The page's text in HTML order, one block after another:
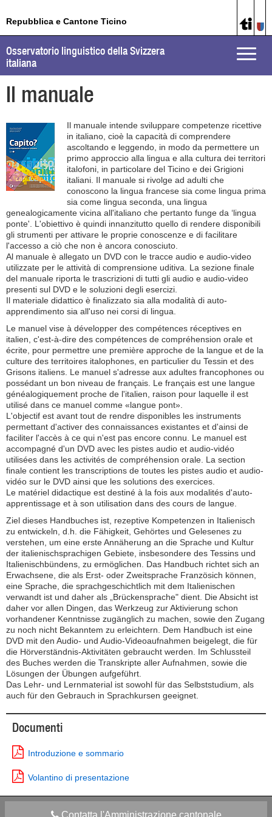
Repubblica e Cantone Ticino
Toggle
Osservatorio linguistico della Svizzera
italiana
Il manuale
Il manuale intende sviluppare competenze ricettive
in italiano, cioè la capacità di comprendere
ascoltando e leggendo, in modo da permettere un
primo approccio alla lingua e alla cultura dei territori
italofoni, in particolare del Ticino e dei Grigioni
italiani. Il manuale si rivolge ad adulti che
conoscono la lingua francese sia come lingua prima
sia come lingua seconda, una lingua
genealogicamente vicina all'italiano che pertanto funge da ‘lingua
ponte'. L'obiettivo è quindi innanzitutto quello di rendere disponibili
gli strumenti per attivare le proprie conoscenze e di facilitare
l'accesso a ciò che non è ancora conosciuto.
Al manuale è allegato un DVD con le tracce audio e audio-video
utilizzate per le attività di comprensione uditiva. La sezione finale
del manuale riporta le trascrizioni di tutti gli audio e audio-video
presenti sul DVD e le soluzioni degli esercizi.
Il materiale didattico è finalizzato sia alla modalità di auto-
apprendimento sia all'uso nei corsi di lingua.
Le manuel vise à développer des compétences réceptives en
italien, c'est-à-dire des compétences de compréhension orale et
écrite, pour permettre une première approche de la langue et de la
culture des territoires italophones, en particulier du Tessin et des
Grisons italiens. Le manuel s'adresse aux adultes francophones ou
possédant un bon niveau de français. Le français est une langue
généalogiquement proche de l'italien, raison pour laquelle il est
utilisé dans ce manuel comme «langue pont».
L'objectif est avant tout de rendre disponibles les instruments
permettant d'activer des connaissances existantes et d'ainsi de
faciliter l'accès à ce qui n'est pas encore connu. Le manuel est
accompagné d'un DVD avec les pistes audio et audio-vidéo
utilisées dans les activités de compréhension orale. La section
finale contient les transcriptions de toutes les pistes audio et audio-
vidéo sur le DVD ainsi que les solutions des exercices.
Le matériel didactique est destiné à la fois aux modalités d'auto-
apprentissage et à son utilisation dans des cours de langue.
Ziel dieses Handbuches ist, rezeptive Kompetenzen in Italienisch
zu entwickeln, d.h. die Fähigkeit, Gehörtes und Gelesenes zu
verstehen, um eine erste Annäherung an die Sprache und Kultur
der italienischsprachigen Gebiete, insbesondere des Tessins und
Italienischbündens, zu ermöglichen. Das Handbuch richtet sich an
Erwachsene, die als Erst- oder Zweitsprache Französich können,
eine Sprache, die sprachgeschichtlich mit dem Italienischen
verwandt ist und daher als „Brückensprache" dient. Die Absicht ist
daher vor allen Dingen, das Werkzeug zur Aktivierung schon
vorhandener Kenntnisse zugänglich zu machen, sowie den Zugang
zu noch nicht Bekanntem zu erleichtern. Dem Handbuch ist eine
DVD mit den Audio- und Audio-Videoaufnahmen beigelegt, die für
die Hörverständnis-Aktivitäten gebraucht werden. Im Schlussteil
des Buches werden die Transkripte aller Aufnahmen, sowie die
Lösungen der Übungen aufgeführt.
Das Lehr- und Lernmaterial ist sowohl für das Selbststudium, als
auch für den Gebrauch in Sprachkursen geeignet.
Documenti
Introduzione e sommario
Volantino di presentazione
Contatta l'Amministrazione cantonale